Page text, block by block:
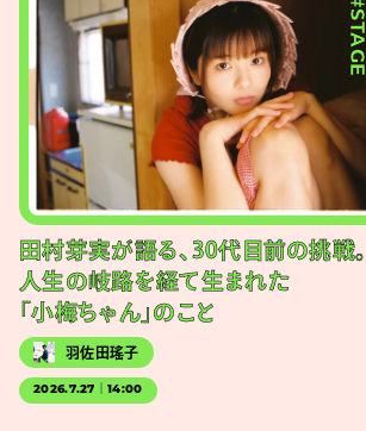
#STAGE
田村芽実が語る、30代目前の挑戦。
人生の岐路を経て生まれた
「小梅ちゃん」のこと
羽佐田瑤子
2026.7.27｜14:00